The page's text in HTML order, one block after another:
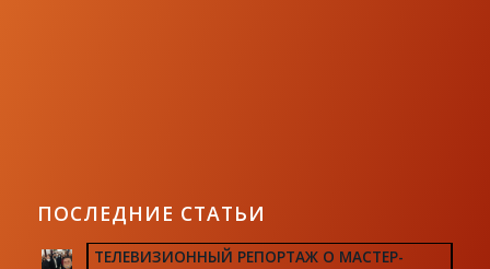
ПОСЛЕДНИЕ СТАТЬИ
ТЕЛЕВИЗИОННЫЙ РЕПОРТАЖ О МАСТЕР-